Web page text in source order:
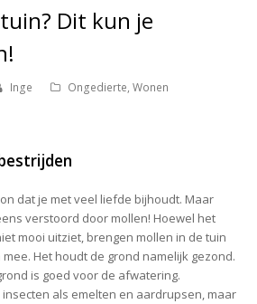
Dit kun je
Inge Ongedierte,Wonen
dat je met veel liefde bijhoudt. Maar
verstoord door mollen! Hoewel het
mooi uitziet, brengen mollen in de tuin
Het houdt de grond namelijk gezond.
is goed voor de afwatering.
als emelten en aardrupsen, maar